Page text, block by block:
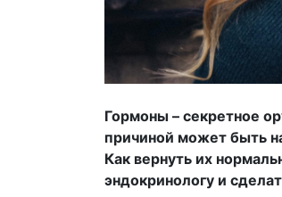
Гормоны – секретное
причиной может быть
Как вернуть их
эндокринологу и